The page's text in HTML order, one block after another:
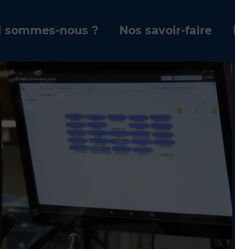
sommes-nous ? Nos savoir-faire